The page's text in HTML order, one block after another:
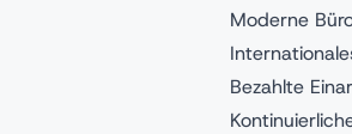
Moderne
Bezahlte